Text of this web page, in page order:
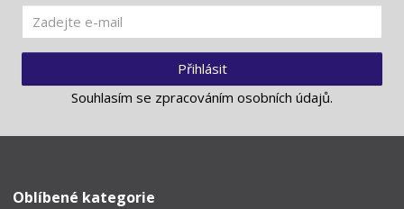
Přihlásit
Souhlasím se zpracováním osobních údajů.
Oblíbené kategorie